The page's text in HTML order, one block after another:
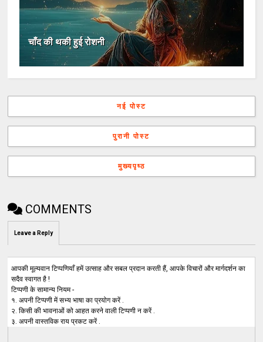
चाँद की थकी हुई रोशनी
नई पोस्ट
पुरानी पोस्ट
मुख्यपृष्ठ
COMMENTS
Leave a Reply
आपकी मूल्यवान टिप्पणियाँ हमें उत्साह और सबल प्रदान करती हैं, आपके विचारों और मार्गदर्शन का
सदैव स्वागत है !
टिप्पणी के सामान्य नियम -
१. अपनी टिप्पणी में सभ्य भाषा का प्रयोग करें .
२. किसी की भावनाओं को आहत करने वाली टिप्पणी न करें .
३. अपनी वास्तविक राय प्रकट करें .